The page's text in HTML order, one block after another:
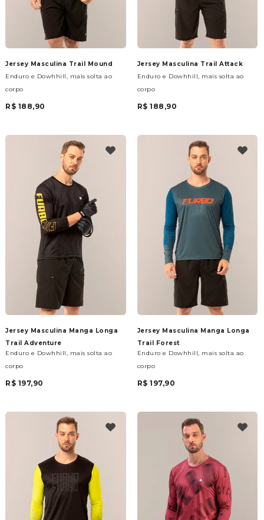
Jersey Masculina Trail Mound
Enduro e Dowhhill, mais solta ao
corpo
R$ 188,90
Jersey Masculina Trail Attack
Enduro e Dowhhill, mais solta ao
corpo
R$ 188,90
Jersey Masculina Manga Longa
Trail Adventure
Enduro e Dowhhill, mais solta ao
corpo
R$ 197,90
Jersey Masculina Manga Longa
Trail Forest
Enduro e Dowhhill, mais solta ao
corpo
R$ 197,90